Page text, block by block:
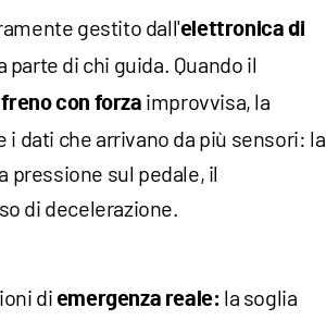
gestito dall'elettronica di
di chi guida. Quando il
con forza improvvisa, la
dati che arrivano da più sensori: la
pressione sul pedale, il
di decelerazione.
diemergenza reale: la soglia